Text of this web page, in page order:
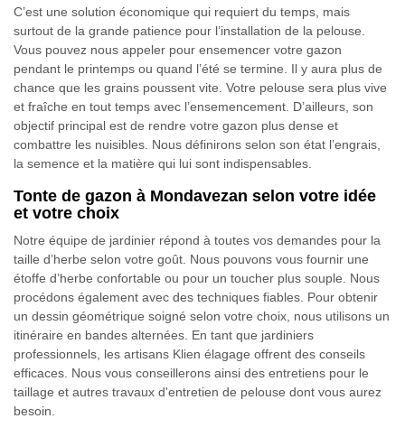
C’est une solution économique qui requiert du temps, mais
surtout de la grande patience pour l’installation de la pelouse.
Vous pouvez nous appeler pour ensemencer votre gazon
pendant le printemps ou quand l’été se termine. Il y aura plus de
chance que les grains poussent vite. Votre pelouse sera plus vive
et fraîche en tout temps avec l’ensemencement. D’ailleurs, son
objectif principal est de rendre votre gazon plus dense et
combattre les nuisibles. Nous définirons selon son état l’engrais,
la semence et la matière qui lui sont indispensables.
Tonte de gazon à Mondavezan selon votre idée
et votre choix
Notre équipe de jardinier répond à toutes vos demandes pour la
taille d’herbe selon votre goût. Nous pouvons vous fournir une
étoffe d’herbe confortable ou pour un toucher plus souple. Nous
procédons également avec des techniques fiables. Pour obtenir
un dessin géométrique soigné selon votre choix, nous utilisons un
itinéraire en bandes alternées. En tant que jardiniers
professionnels, les artisans Klien élagage offrent des conseils
efficaces. Nous vous conseillerons ainsi des entretiens pour le
taillage et autres travaux d'entretien de pelouse dont vous aurez
besoin.